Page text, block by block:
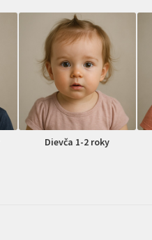
Dievča 1-2 roky